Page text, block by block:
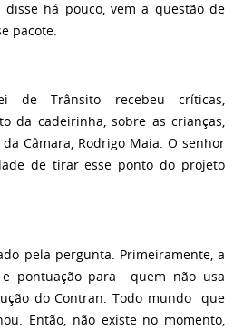
há pouco, vem a questão de
pacote.
de Trânsito recebeu críticas,
da cadeirinha, sobre as crianças,
Câmara, Rodrigo Maia. O senhor
de tirar esse ponto do projeto
pela pergunta. Primeiramente, a
pontuação para quem não usa
do Contran. Todo mundo que
Então, não existe no momento,